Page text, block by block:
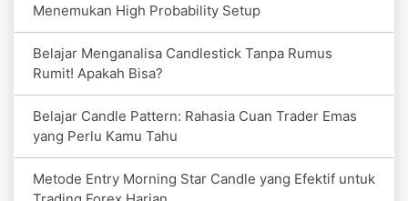
Menemukan High Probability Setup
Belajar Menganalisa Candlestick Tanpa Rumus
Rumit! Apakah Bisa?
Belajar Candle Pattern: Rahasia Cuan Trader Emas
yang Perlu Kamu Tahu
Metode Entry Morning Star Candle yang Efektif untuk